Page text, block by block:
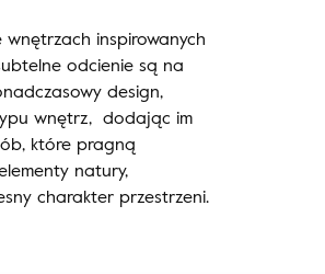
inspirowanych
odcienie są na
design,
wnętrz, dodając im
które pragną
natury,
charakter przestrzeni.